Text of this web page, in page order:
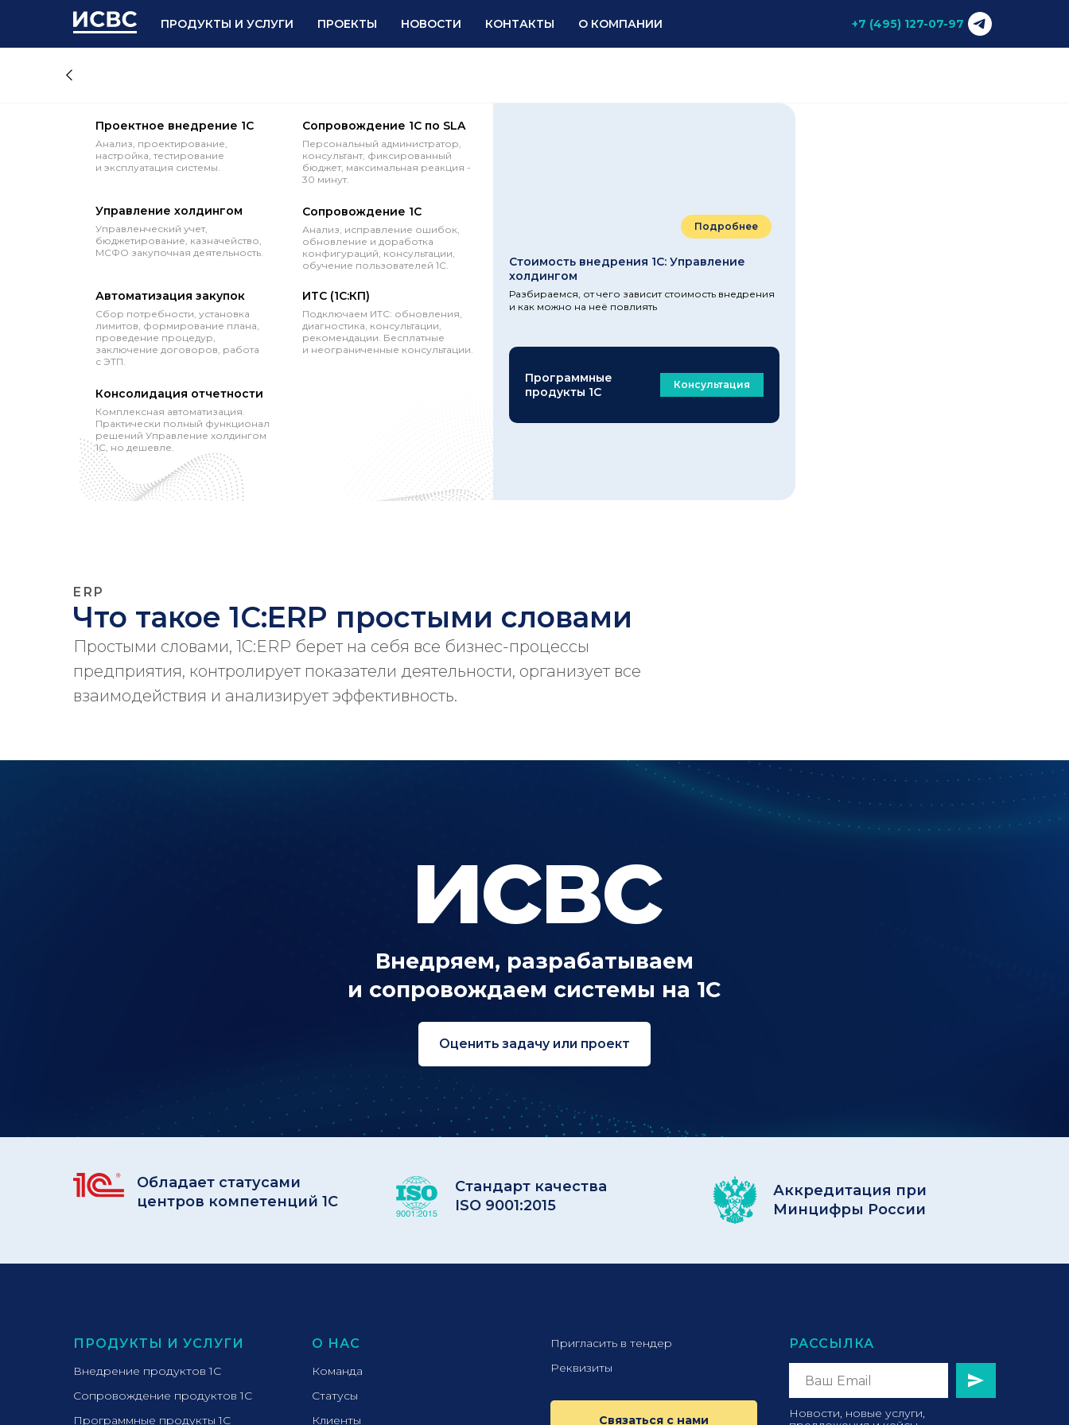
ПРОДУКТЫ И УСЛУГИ ПРОЕКТЫ НОВОСТИ КОНТАКТЫ О КОМПАНИИ +7 (495) 127-07-97
Проектное внедрение 1С
ИТС (1С:КП)
Анализ, проектирование,
настройка, тестирование
и эксплуатация системы.
Подключаем ИТС: обновления,
диагностика, консультации,
рекомендации. Бесплатные
и неограниченные консультации.
Управление холдингом
Сопровождение 1С по SLA
Управленческий учет,
бюджетирование, казначейство,
МСФО закупочная деятельность.
Персональный администратор,
консультант, фиксированный
бюджет, максимальная реакция -
30 минут.
Автоматизация закупок
Сопровождение 1С
Сбор потребности, установка
лимитов, формирование плана,
проведение процедур,
заключение договоров, работа
с ЭТП.
Анализ, исправление ошибок,
обновление и доработка
конфигураций, консультации,
обучение пользователей 1С.
Консолидация отчетности
Комплексная автоматизация.
Практически полный функционал
решений Управление холдингом
1С, но дешевле.
Подробнее
Стоимость внедрения 1С: Управление
холдингом
Разбираемся, от чего зависит стоимость внедрения
и как можно на неё повлиять
Программные
продукты 1С
Консультация
ERP
Что такое 1С:ERP простыми словами
Простыми словами, 1С:ERP берет на себя все бизнес-процессы
предприятия, контролирует показатели деятельности, организует все
взаимодействия и анализирует эффективность.
исвс
Внедряем, разрабатываем
и сопровождаем системы на 1С
Обладает статусами
центров компетенций 1С
Стандарт качества
ISO 9001:2015
Аккредитация при
Минцифры России
ПРОДУКТЫ И УСЛУГИ
Внедрение продуктов 1С
Сопровождение продуктов 1С
Программные продукты 1С
О НАС
Команда
Статусы
Клиенты
Пригласить в тендер
Реквизиты
Связаться с нами
РАССЫЛКА
Новости, новые услуги,